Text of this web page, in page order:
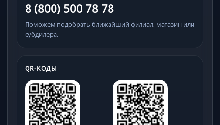
8 (800) 500 78 78
Поможем подобрать ближайший филиал, магазин или
субдилера.
QR-КОДЫ